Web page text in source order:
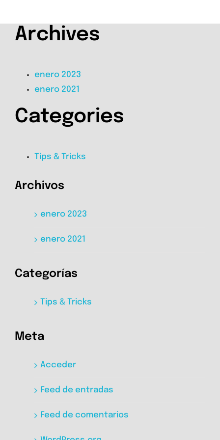
Archives
enero 2023
enero 2021
Categories
Tips & Tricks
Archivos
enero 2023
enero 2021
Categorías
Tips & Tricks
Meta
Acceder
Feed de entradas
Feed de comentarios